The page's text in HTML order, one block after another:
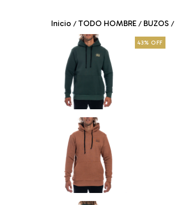
Inicio / TODO HOMBRE / BUZOS /
43%OFF